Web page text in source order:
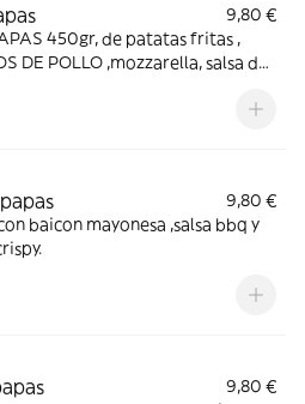
9,80 €
450gr, de patatas fritas ,
DE POLLO ,mozzarella, salsa de
9,80 €
baicon mayonesa ,salsa bbq y
9,80 €